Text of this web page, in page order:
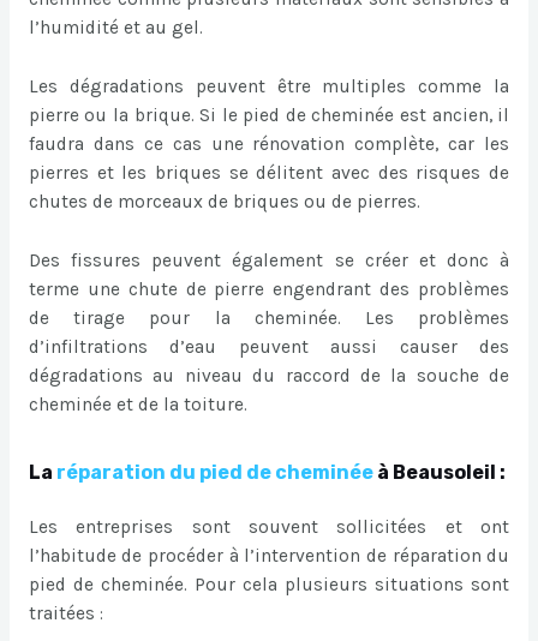
l’humidité et au gel.
Les dégradations peuvent être multiples comme la
pierre ou la brique. Si le pied de cheminée est ancien, il
faudra dans ce cas une rénovation complète, car les
pierres et les briques se délitent avec des risques de
chutes de morceaux de briques ou de pierres.
Des fissures peuvent également se créer et donc à
terme une chute de pierre engendrant des problèmes
de tirage pour la cheminée. Les problèmes
d’infiltrations d’eau peuvent aussi causer des
dégradations au niveau du raccord de la souche de
cheminée et de la toiture.
La réparation du pied de cheminéeà Beausoleil :
Les entreprises sont souvent sollicitées et ont
l’habitude de procéder à l’intervention de réparation du
pied de cheminée. Pour cela plusieurs situations sont
traitées :